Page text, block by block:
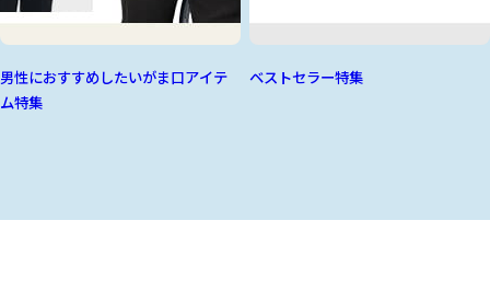
男性におすすめしたいがま口アイテ
ム特集
ベストセラー特集